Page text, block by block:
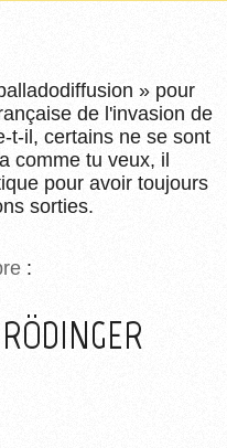
» pour
de l'invasion de
t-il, certains ne se sont
comme tu veux, il
pour avoir toujours
sorties.
: